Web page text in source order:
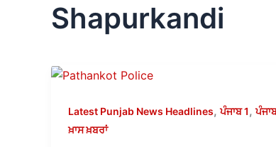
Shapurkandi
Latest Punjab News Headlines,ਪੰਜਾਬ 1,
ਖ਼ਾਸ ਖ਼ਬਰਾਂ